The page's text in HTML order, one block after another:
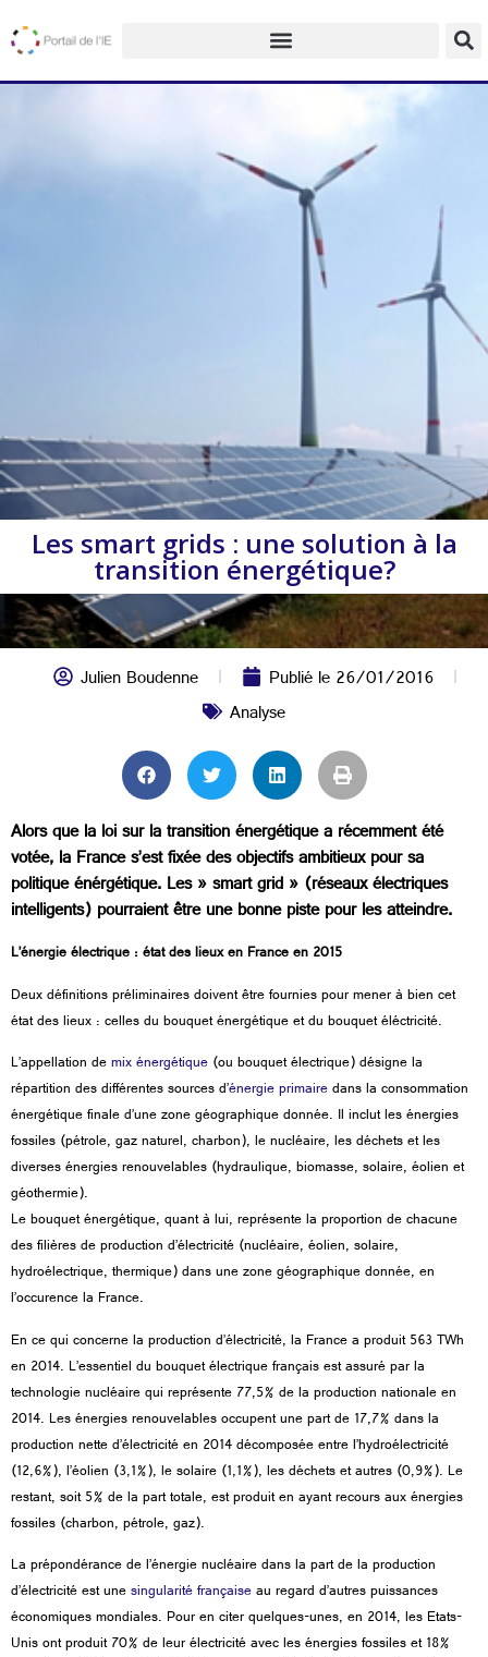
Les smart grids : une solution à la
transition énergétique?
Julien Boudenne Publié le26/01/2016
Analyse
Alors que la loi sur la transition énergétique a récemment été
votée, la France s’est fixée des objectifs ambitieux pour sa
politique énérgétique. Les » smart grid » (réseaux électriques
intelligents) pourraient être une bonne piste pour les atteindre.
L’énergie électrique : état des lieux en France en 2015
Deux définitions préliminaires doivent être fournies pour mener à bien cet
état des lieux : celles du bouquet énergétique et du bouquet éléctricité.
L’appellation demix énergétique(ou bouquet électrique) désigne la
répartition des différentes sources d’énergie primairedans la consommation
énergétique finale d’une zone géographique donnée. Il inclut les énergies
fossiles (pétrole, gaz naturel, charbon), le nucléaire, les déchets et les
diverses énergies renouvelables (hydraulique, biomasse, solaire, éolien et
géothermie).
Le bouquet énergétique, quant à lui, représente la proportion de chacune
des filières de production d’électricité (nucléaire, éolien, solaire,
hydroélectrique, thermique) dans une zone géographique donnée, en
l’occurence la France.
En ce qui concerne la production d’électricité, la France a produit 563 TWh
en 2014. L’essentiel du bouquet électrique français est assuré par la
technologie nucléaire qui représente 77,5% de la production nationale en
2014. Les énergies renouvelables occupent une part de 17,7% dans la
production nette d’électricité en 2014 décomposée entre l’hydroélectricité
(12,6%), l’éolien (3,1%), le solaire (1,1%), les déchets et autres (0,9%). Le
restant, soit 5% de la part totale, est produit en ayant recours aux énergies
fossiles (charbon, pétrole, gaz).
La prépondérance de l’énergie nucléaire dans la part de la production
d’électricité est unesingularité françaiseau regard d’autres puissances
économiques mondiales. Pour en citer quelques-unes, en 2014, les Etats-
Unis ont produit 70% de leur électricité avec les énergies fossiles et 18%